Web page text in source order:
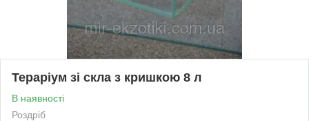
Тераріум зі скла з кришкою 8 л
В наявності
Роздріб